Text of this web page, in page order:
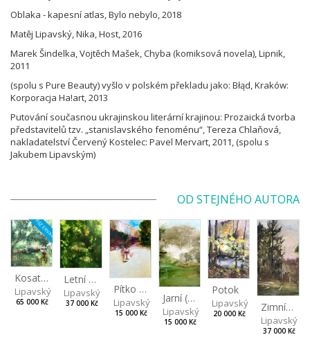
Oblaka - kapesní atlas, Bylo nebylo, 2018
Matěj Lipavský, Nika, Host, 2016
Marek Šindelka, Vojtěch Mašek, Chyba (komiksová novela), Lipnik,
2011
(spolu s Pure Beauty) vyšlo v polském překladu jako: Błąd, Kraków:
Korporacja Ha!art, 2013
Putování současnou ukrajinskou literární krajinou: Prozaická tvorba
představitelů tzv. „stanislavského fenoménu“, Tereza Chlaňová,
nakladatelství Červený Kostelec: Pavel Mervart, 2011, (spolu s
Jakubem Lipavským)
OD STEJNÉHO AUTORA
REZERVACE
Kosatcová zahrada
Lipavský Matěj
65 000 Kč
Letní večer
Lipavský Matěj
37 000 Kč
Pítko (Nad Stromovkou)
Lipavský Matěj
15 000 Kč
Jarní (Studené jaro)
Lipavský Matěj
15 000 Kč
Potok
Lipavský Matěj
20 000 Kč Zimní nebe
Lipavský
37 000 Kč